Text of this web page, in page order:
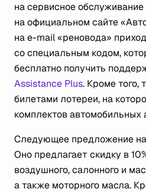
на сервисное
на официальном сайте
на e-mail «реновода»
со специальным кодом,
бесплатно получить
Assistance Plus. Кроме того,
билетами лотереи, на
комплектов автомобильных
Следующее предложение
Оно предлагает скидку в
воздушного, салонного и
а также моторного масла.